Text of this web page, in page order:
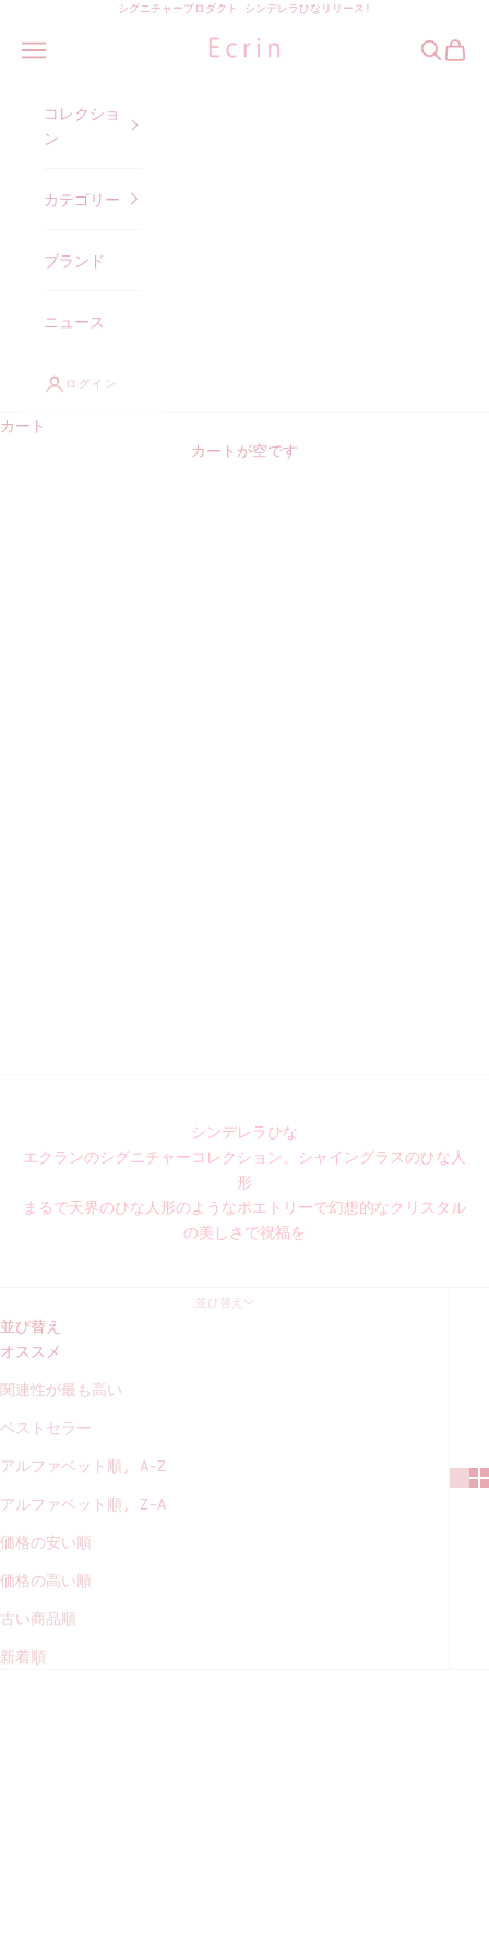
コンテンツへスキップシグニチャープロダクト シンデレラひなリリース!
エクラン オンラインストア
メニュー 検索カート
コレクショ
ン
カテゴリー
ブランド
ニュース
ログイン
カート
カートが空です
シンデレラひな
エクランのシグニチャーコレクション。シャイングラスのひな人
形
まるで天界のひな人形のようなポエトリーで幻想的なクリスタル
の美しさで祝福を
並び替え
並び替え
オススメ
関連性が最も高い
ベストセラー
アルファベット順, A-Z
アルファベット順, Z-A
価格の安い順
価格の高い順
古い商品順
新着順